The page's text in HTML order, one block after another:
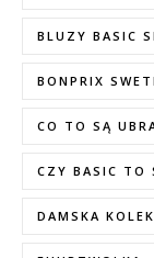
BLUZY BASIC
BONPRIX
CO TO SĄ
CZY BASIC TO
DAMSKA